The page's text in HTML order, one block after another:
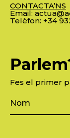
CONTACTA’NS
Email:
Telèfon: +34
Fes el primer